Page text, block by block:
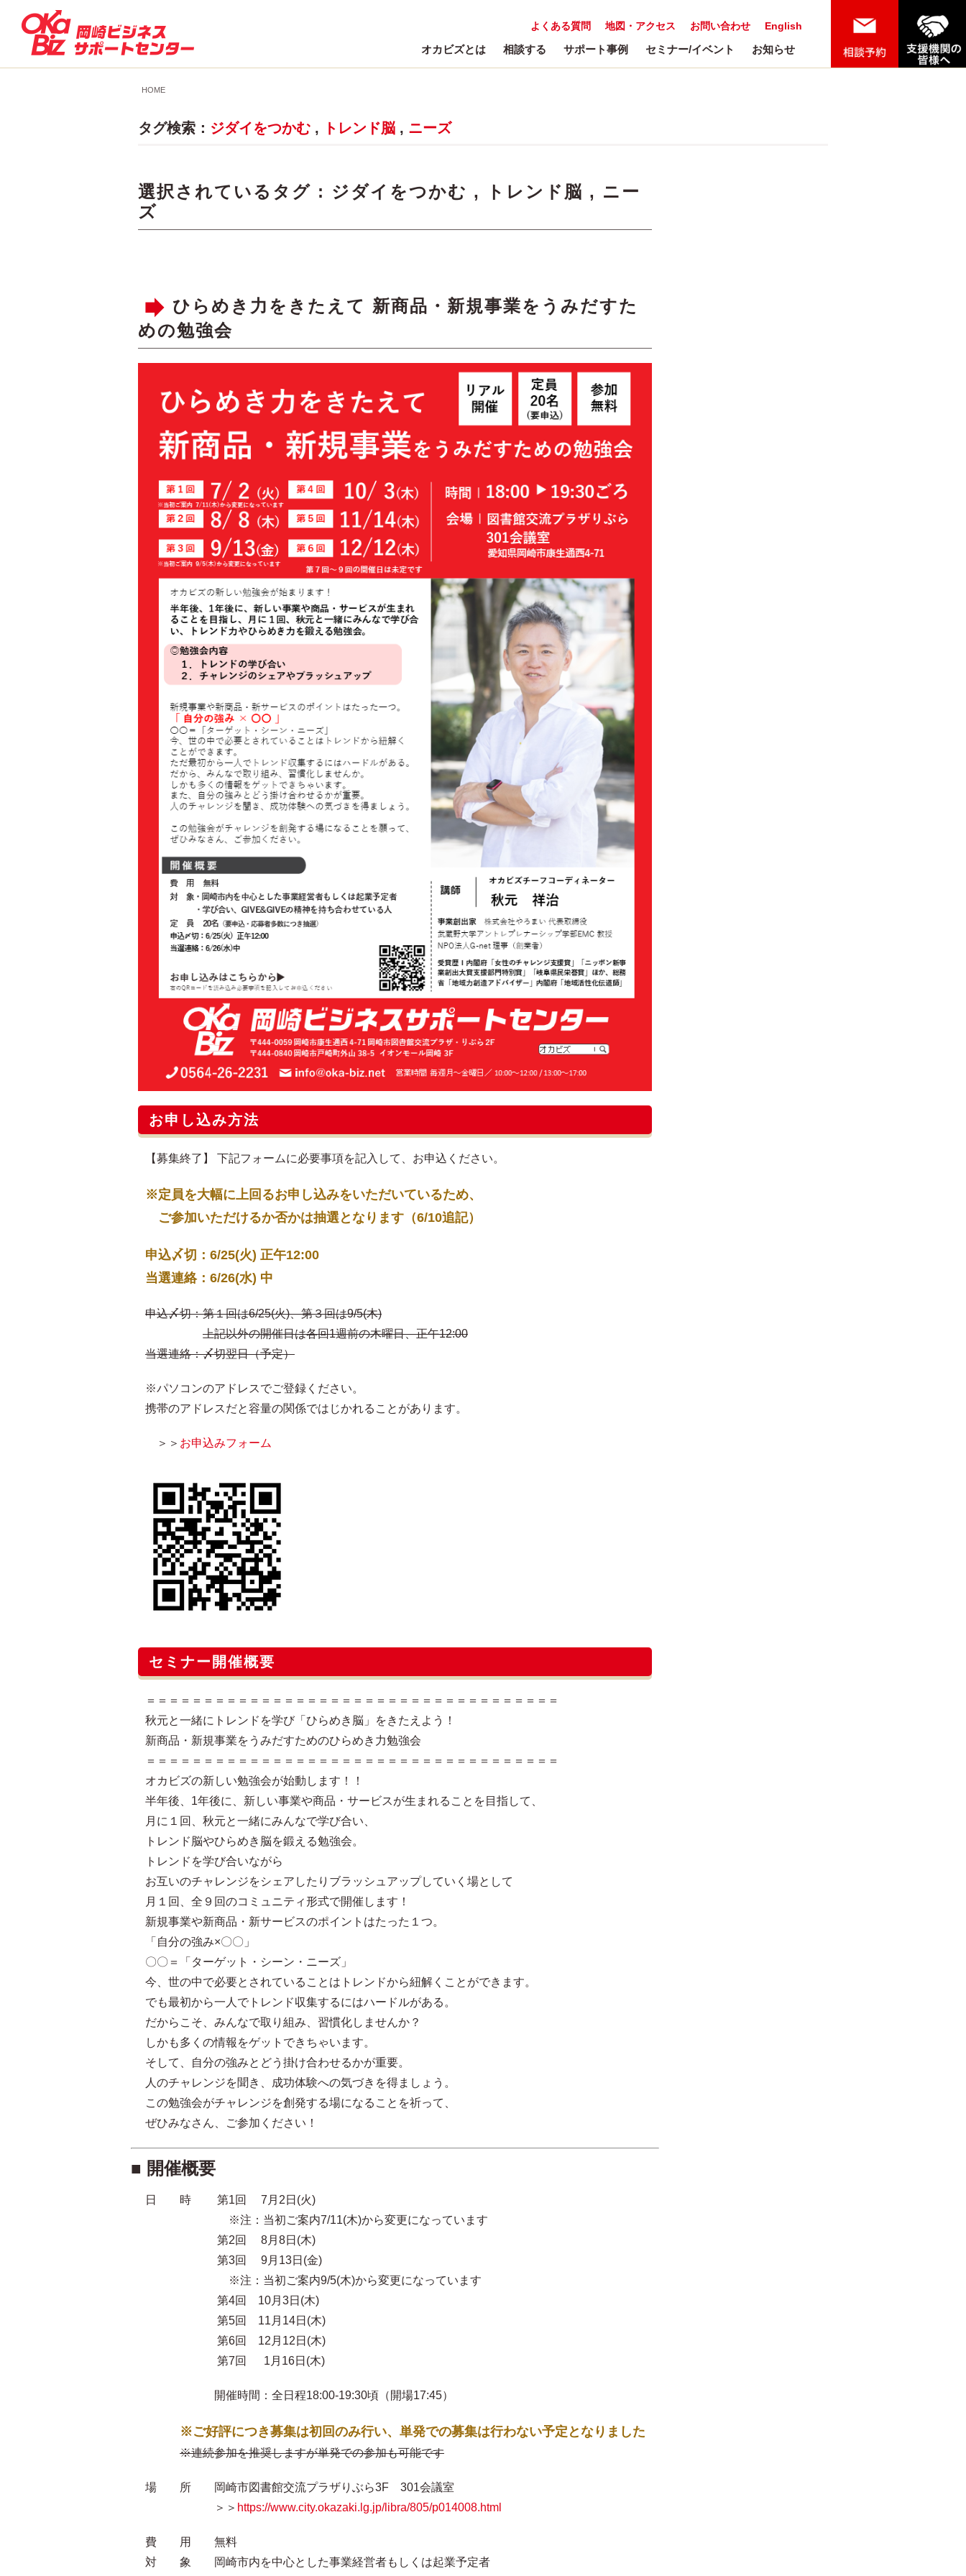
English
お問い合わせ
地図・アクセス
よくある質問
オカビズとは 相談する サポート事例 セミナー/イベント お知らせ
HOME
タグ検索： ジダイをつかむ , トレンド脳 , ニーズ
選択されているタグ : ジダイをつかむ , トレンド脳 , ニー
ズ
ひらめき力をきたえて 新商品・新規事業をうみだすた
めの勉強会
お申し込み方法
【募集終了】 下記フォームに必要事項を記入して、お申込ください。
※定員を大幅に上回るお申し込みをいただいているため、
ご参加いただけるか否かは抽選となります（6/10追記）
申込〆切：6/25(火) 正午12:00
当選連絡：6/26(水) 中
申込〆切：第１回は6/25(火)、第３回は9/5(木)
上記以外の開催日は各回1週前の木曜日、正午12:00
当選連絡：〆切翌日（予定）
※パソコンのアドレスでご登録ください。
携帯のアドレスだと容量の関係ではじかれることがあります。
＞＞ お申込みフォーム
セミナー開催概要
＝＝＝＝＝＝＝＝＝＝＝＝＝＝＝＝＝＝＝＝＝＝＝＝＝＝＝＝＝＝＝＝＝＝＝＝
秋元と一緒にトレンドを学び「ひらめき脳」をきたえよう！
新商品・新規事業をうみだすためのひらめき力勉強会
＝＝＝＝＝＝＝＝＝＝＝＝＝＝＝＝＝＝＝＝＝＝＝＝＝＝＝＝＝＝＝＝＝＝＝＝
オカビズの新しい勉強会が始動します！！
半年後、1年後に、新しい事業や商品・サービスが生まれることを目指して、
月に１回、秋元と一緒にみんなで学び合い、
トレンド脳やひらめき脳を鍛える勉強会。
トレンドを学び合いながら
お互いのチャレンジをシェアしたりブラッシュアップしていく場として
月１回、全９回のコミュニティ形式で開催します！
新規事業や新商品・新サービスのポイントはたった１つ。
「自分の強み×〇〇」
〇〇＝「ターゲット・シーン・ニーズ」
今、世の中で必要とされていることはトレンドから紐解くことができます。
でも最初から一人でトレンド収集するにはハードルがある。
だからこそ、みんなで取り組み、習慣化しませんか？
しかも多くの情報をゲットできちゃいます。
そして、自分の強みとどう掛け合わせるかが重要。
人のチャレンジを聞き、成功体験への気づきを得ましょう。
この勉強会がチャレンジを創発する場になることを祈って、
ぜひみなさん、ご参加ください！
■ 開催概要
日 時 第1回 7月2日(火)
※注：当初ご案内7/11(木)から変更になっています
第2回 8月8日(木)
第3回 9月13日(金)
※注：当初ご案内9/5(木)から変更になっています
第4回 10月3日(木)
第5回 11月14日(木)
第6回 12月12日(木)
第7回 1月16日(木)
開催時間：全日程18:00-19:30頃（開場17:45）
※ご好評につき募集は初回のみ行い、単発での募集は行わない予定となりました
※連続参加を推奨しますが単発での参加も可能です
場 所 岡崎市図書館交流プラザりぶら3F 301会議室
＞＞ https://www.city.okazaki.lg.jp/libra/805/p014008.html
費 用 無料
対 象 岡崎市内を中心とした事業経営者もしくは起業予定者